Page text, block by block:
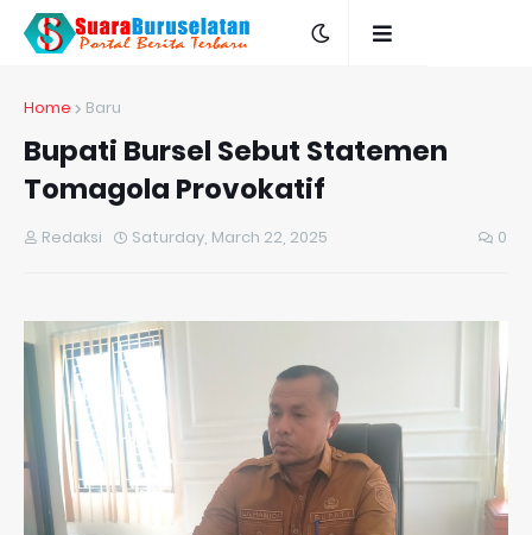
Home Baru
Bupati Bursel Sebut Statemen
Tomagola Provokatif
Redaksi Saturday, March 22, 2025 0